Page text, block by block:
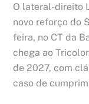
O lateral-direito
novo reforço do
feira, no CT da
chega ao
de 2027, com
caso de